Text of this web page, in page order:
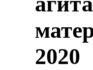
2020